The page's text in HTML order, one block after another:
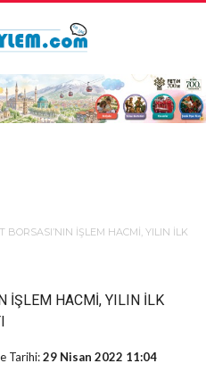
BORSASI’NIN İŞLEM HACMİ, YILIN İLK
İŞLEM HACMİ, YILIN İLK
Tarihi:29 Nisan 2022 11:04